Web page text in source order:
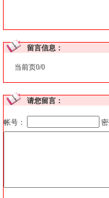
留言信息：
当前页0/0
请您留言：
帐号： 密